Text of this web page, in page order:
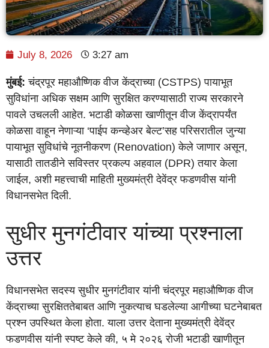
July 8, 2026 3:27 am
मुंबई: चंद्रपूर महाऔष्णिक वीज केंद्राच्या (CSTPS) पायाभूत
सुविधांना अधिक सक्षम आणि सुरक्षित करण्यासाठी राज्य सरकारने
पावले उचलली आहेत. भटाडी कोळसा खाणीतून वीज केंद्रापर्यंत
कोळसा वाहून नेणाऱ्या ‘पाईप कन्व्हेअर बेल्ट’सह परिसरातील जुन्या
पायाभूत सुविधांचे नूतनीकरण (Renovation) केले जाणार असून,
यासाठी तातडीने सविस्तर प्रकल्प अहवाल (DPR) तयार केला
जाईल, अशी महत्त्वाची माहिती मुख्यमंत्री देवेंद्र फडणवीस यांनी
विधानसभेत दिली.
सुधीर मुनगंटीवार यांच्या प्रश्नाला
उत्तर
विधानसभेत सदस्य सुधीर मुनगंटीवार यांनी चंद्रपूर महाऔष्णिक वीज
केंद्राच्या सुरक्षिततेबाबत आणि नुकत्याच घडलेल्या आगीच्या घटनेबाबत
प्रश्न उपस्थित केला होता. याला उत्तर देताना मुख्यमंत्री देवेंद्र
फडणवीस यांनी स्पष्ट केले की, ५ मे २०२६ रोजी भटाडी खाणीतून